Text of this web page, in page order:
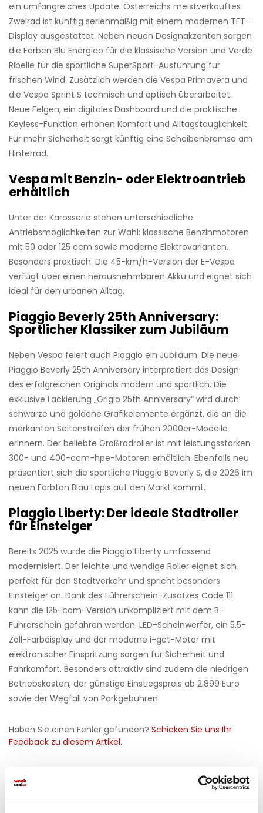
ein umfangreiches Update. Österreichs meistverkauftes
Zweirad ist künftig serienmäßig mit einem modernen TFT-
Display ausgestattet. Neben neuen Designakzenten sorgen
die Farben Blu Energico für die klassische Version und Verde
Ribelle für die sportliche SuperSport-Ausführung für
frischen Wind. Zusätzlich werden die Vespa Primavera und
die Vespa Sprint S technisch und optisch überarbeitet.
Neue Felgen, ein digitales Dashboard und die praktische
Keyless-Funktion erhöhen Komfort und Alltagstauglichkeit.
Für mehr Sicherheit sorgt künftig eine Scheibenbremse am
Hinterrad.
Vespa mit Benzin- oder Elektroantrieb
erhältlich
Unter der Karosserie stehen unterschiedliche
Antriebsmöglichkeiten zur Wahl: klassische Benzinmotoren
mit 50 oder 125 ccm sowie moderne Elektrovarianten.
Besonders praktisch: Die 45-km/h-Version der E-Vespa
verfügt über einen herausnehmbaren Akku und eignet sich
ideal für den urbanen Alltag.
Piaggio Beverly 25th Anniversary:
Sportlicher Klassiker zum Jubiläum
Neben Vespa feiert auch Piaggio ein Jubiläum. Die neue
Piaggio Beverly 25th Anniversary interpretiert das Design
des erfolgreichen Originals modern und sportlich. Die
exklusive Lackierung „Grigio 25th Anniversary“ wird durch
schwarze und goldene Grafikelemente ergänzt, die an die
markanten Seitenstreifen der frühen 2000er-Modelle
erinnern. Der beliebte Großradroller ist mit leistungsstarken
300- und 400-ccm-hpe-Motoren erhältlich. Ebenfalls neu
präsentiert sich die sportliche Piaggio Beverly S, die 2026 im
neuen Farbton Blau Lapis auf den Markt kommt.
Piaggio Liberty: Der ideale Stadtroller
für Einsteiger
Bereits 2025 wurde die Piaggio Liberty umfassend
modernisiert. Der leichte und wendige Roller eignet sich
perfekt für den Stadtverkehr und spricht besonders
Einsteiger an. Dank des Führerschein-Zusatzes Code 111
kann die 125-ccm-Version unkompliziert mit dem B-
Führerschein gefahren werden. LED-Scheinwerfer, ein 5,5-
Zoll-Farbdisplay und der moderne i-get-Motor mit
elektronischer Einspritzung sorgen für Sicherheit und
Fahrkomfort. Besonders attraktiv sind zudem die niedrigen
Betriebskosten, der günstige Einstiegspreis ab 2.899 Euro
sowie der Wegfall von Parkgebühren.
Haben Sie einen Fehler gefunden? Schicken Sie uns Ihr
Feedback zu diesem Artikel.
teilen